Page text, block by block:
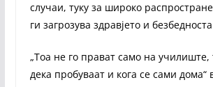
случаи, туку за широко
ги загрозува здравјето и
„Тоа не го прават само на училиште,
дека пробуваат и кога се сами дома“